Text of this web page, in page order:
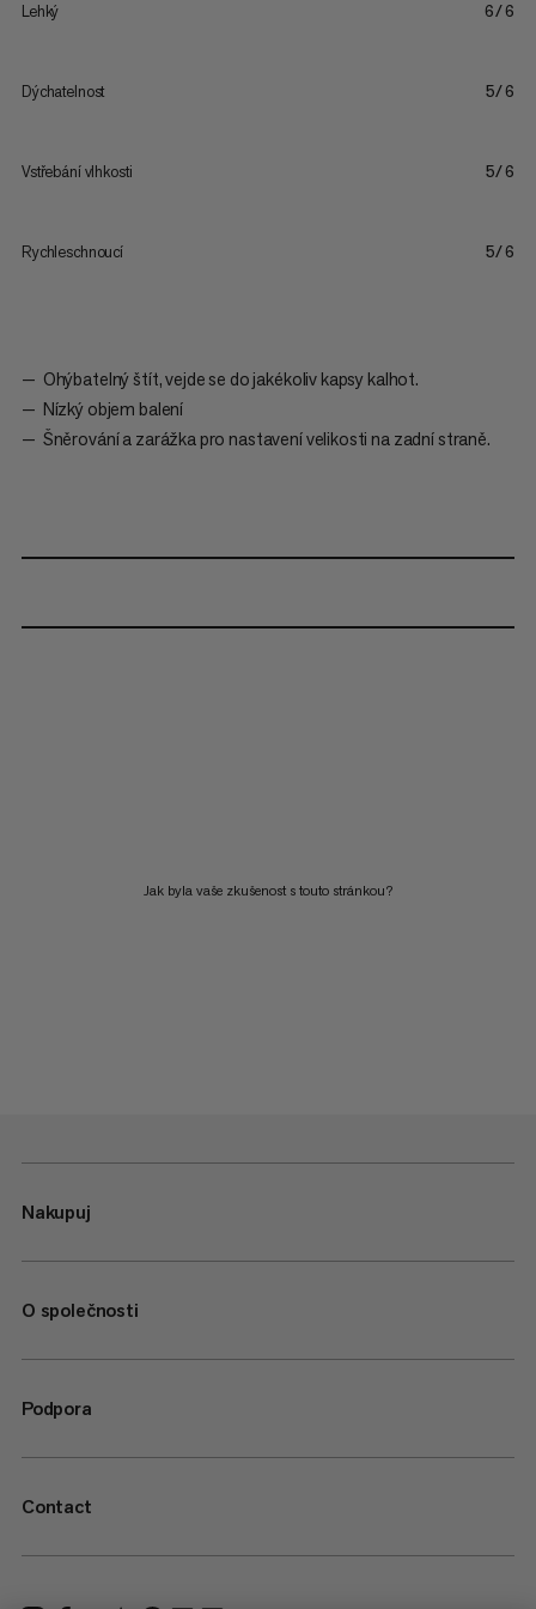
Lehký 6/6
Dýchatelnost 5/6
Vstřebání vlhkosti 5/6
Rychleschnoucí 5/6
Ohýbatelný štít, vejde se do jakékoliv kapsy kalhot.
Nízký objem balení
Šněrování a zarážka pro nastavení velikosti na zadní straně.
Jak byla vaše zkušenost s touto stránkou?
Nakupuj
O společnosti
Podpora
Contact